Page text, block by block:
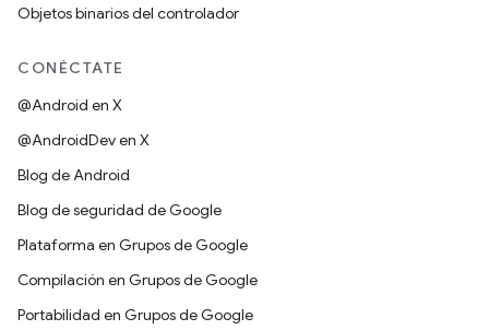
Objetos binarios del controlador
CONÉCTATE
@Android en X
@AndroidDev en X
Blog de Android
Blog de seguridad de Google
Plataforma en Grupos de Google
Compilación en Grupos de Google
Portabilidad en Grupos de Google